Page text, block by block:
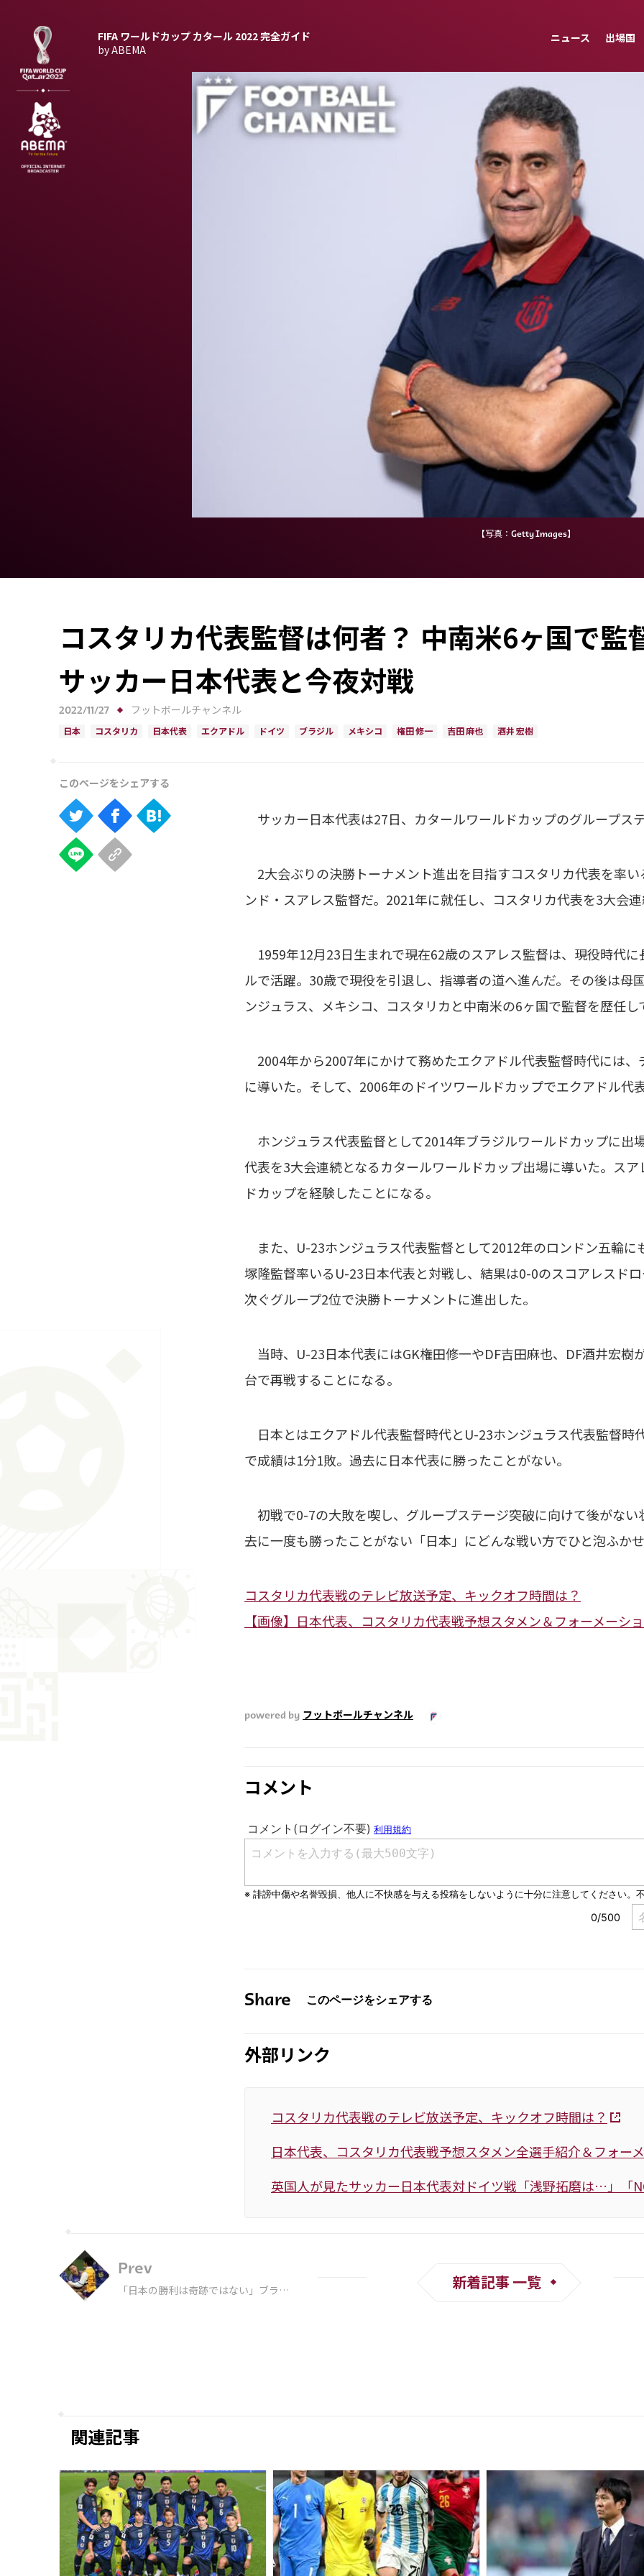
FIFA ワールドカップ カタール 2022完全ガイド
by ABEMA
ニュース 出場国
【写真：Getty Images】
コスタリカ代表監督は何者？ 中南米6ヶ国で監
サッカー日本代表と今夜対戦
2022/11/27 フットボールチャンネル
日本 コスタリカ 日本代表 エクアドル ドイツ ブラジル メキシコ 権田 修一 吉田 麻也 酒井 宏樹
サッカー日本代表は27日、カタールワールドカップのグループス
2大会ぶりの決勝トーナメント進出を目指すコスタリカ代表を率
ンド・スアレス監督だ。2021年に就任し、コスタリカ代表を3大会
1959年12月23日生まれで現在62歳のスアレス監督は、現役時代
ルで活躍。30歳で現役を引退し、指導者の道へ進んだ。その後は母
ンジュラス、メキシコ、コスタリカと中南米の6ヶ国で監督を歴任し
2004年から2007年にかけて務めたエクアドル代表監督時代には
に導いた。そして、2006年のドイツワールドカップでエクアドル代
ホンジュラス代表監督として2014年ブラジルワールドカップに出
代表を3大会連続となるカタールワールドカップ出場に導いた。ス
ドカップを経験したことになる。
また、U-23ホンジュラス代表監督として2012年のロンドン五輪
塚隆監督率いるU-23日本代表と対戦し、結果は0-0のスコアレスド
次ぐグループ2位で決勝トーナメントに進出した。
当時、U-23日本代表にはGK権田修一やDF吉田麻也、DF酒井宏樹
台で再戦することになる。
日本とはエクアドル代表監督時代とU-23ホンジュラス代表監督時
で成績は1分1敗。過去に日本代表に勝ったことがない。
初戦で0-7の大敗を喫し、グループステージ突破に向けて後がな
去に一度も勝ったことがない「日本」にどんな戦い方でひと泡ふか
コスタリカ代表戦のテレビ放送予定、キックオフ時間は？
【画像】日本代表、コスタリカ代表戦予想スタメン＆フォーメーシ
powered by フットボールチャンネル
コメント
Share
外部リンク
コスタリカ代表戦のテレビ放送予定、キックオフ時間は？
日本代表、コスタリカ代表戦予想スタメン全選手紹介＆フォー
英国人が見たサッカー日本代表対ドイツ戦「浅野拓磨は…」「
Prev
「日本の勝利は奇跡ではない」ブラジ
新着記事 一覧
関連記事